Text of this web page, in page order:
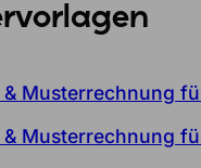
Musterrechnung
Musterrechnung